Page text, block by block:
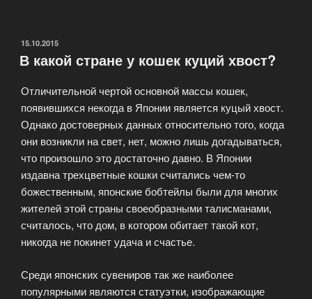
так
ОПУБЛИКОВАНО
15.10.2015
В какой стране у кошек куций хвост?
Отличительной чертой основной массы кошек,
появившихся некогда в Японии является куцый хвост.
Однако достоверных данных относительно того, когда
они возникли на свет, нет, можно лишь догадываться,
что произошло это достаточно давно. В Японии
издавна трехцветные кошки считались чем-то
божественным, японские бобтейлы были для многих
жителей этой страны своеобразными талисманами,
считалось, что дом, в котором обитает такой кот,
никогда не покинет удача и счастье.
Среди японских сувениров так же наиболее
популярными являются статуэтки, изображающие